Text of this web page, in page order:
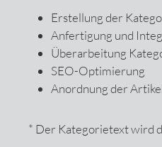
Erstellung der
Anfertigung und
Überarbeitung
SEO-Optimierung
Anordnung der
* Der Kategorietext wird